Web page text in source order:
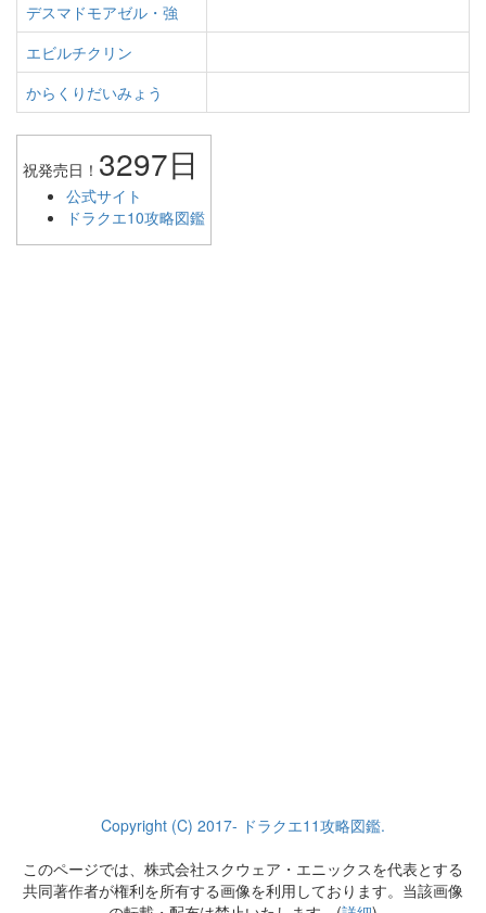
デスマドモアゼル・強
エビルチクリン
からくりだいみょう
祝発売日！ 3297日
公式サイト
ドラクエ10攻略図鑑
Copyright (C) 2017- ドラクエ11攻略図鑑.
このページでは、株式会社スクウェア・エニックスを代表とする
共同著作者が権利を所有する画像を利用しております。当該画像